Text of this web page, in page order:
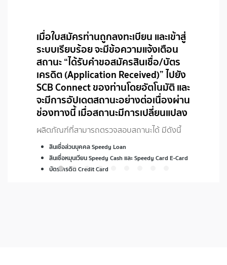
เมื่อใบสมัครท่านถูกลงทะเบียน และเข้าสู่
ระบบเรียบร้อย จะมีข้อความแจ้งเตือน
สถานะ “ได้รับคำขอสมัครสินเชื่อ/บัตร
เครดิต (Application Received)” ไปยัง
SCB Connect ของท่านโดยอัตโนมัติ และ
จะมีการอัปเดตสถานะอย่างต่อเนื่องผ่าน
ช่องทางนี้ เมื่อสถานะมีการเปลี่ยนแปลง
ผลิตภัณฑ์ที่สามารถตรวจสอบสถานะได้ มีดังนี้
สินเชื่อส่วนบุคคล Speedy Loan
สินเชื่อหมุนเวียน Speedy Cash และ Speedy Card E-Card
บัตรเครดิต Credit Card